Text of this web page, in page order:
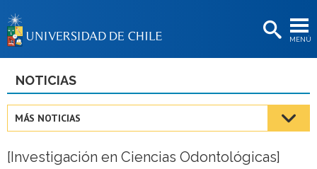
MENÚ
BIBLIOTECAS
Estudiantes
Académicas/os
NOTICIAS
MÁS NOTICIAS
[Investigación en Ciencias Odontológicas]